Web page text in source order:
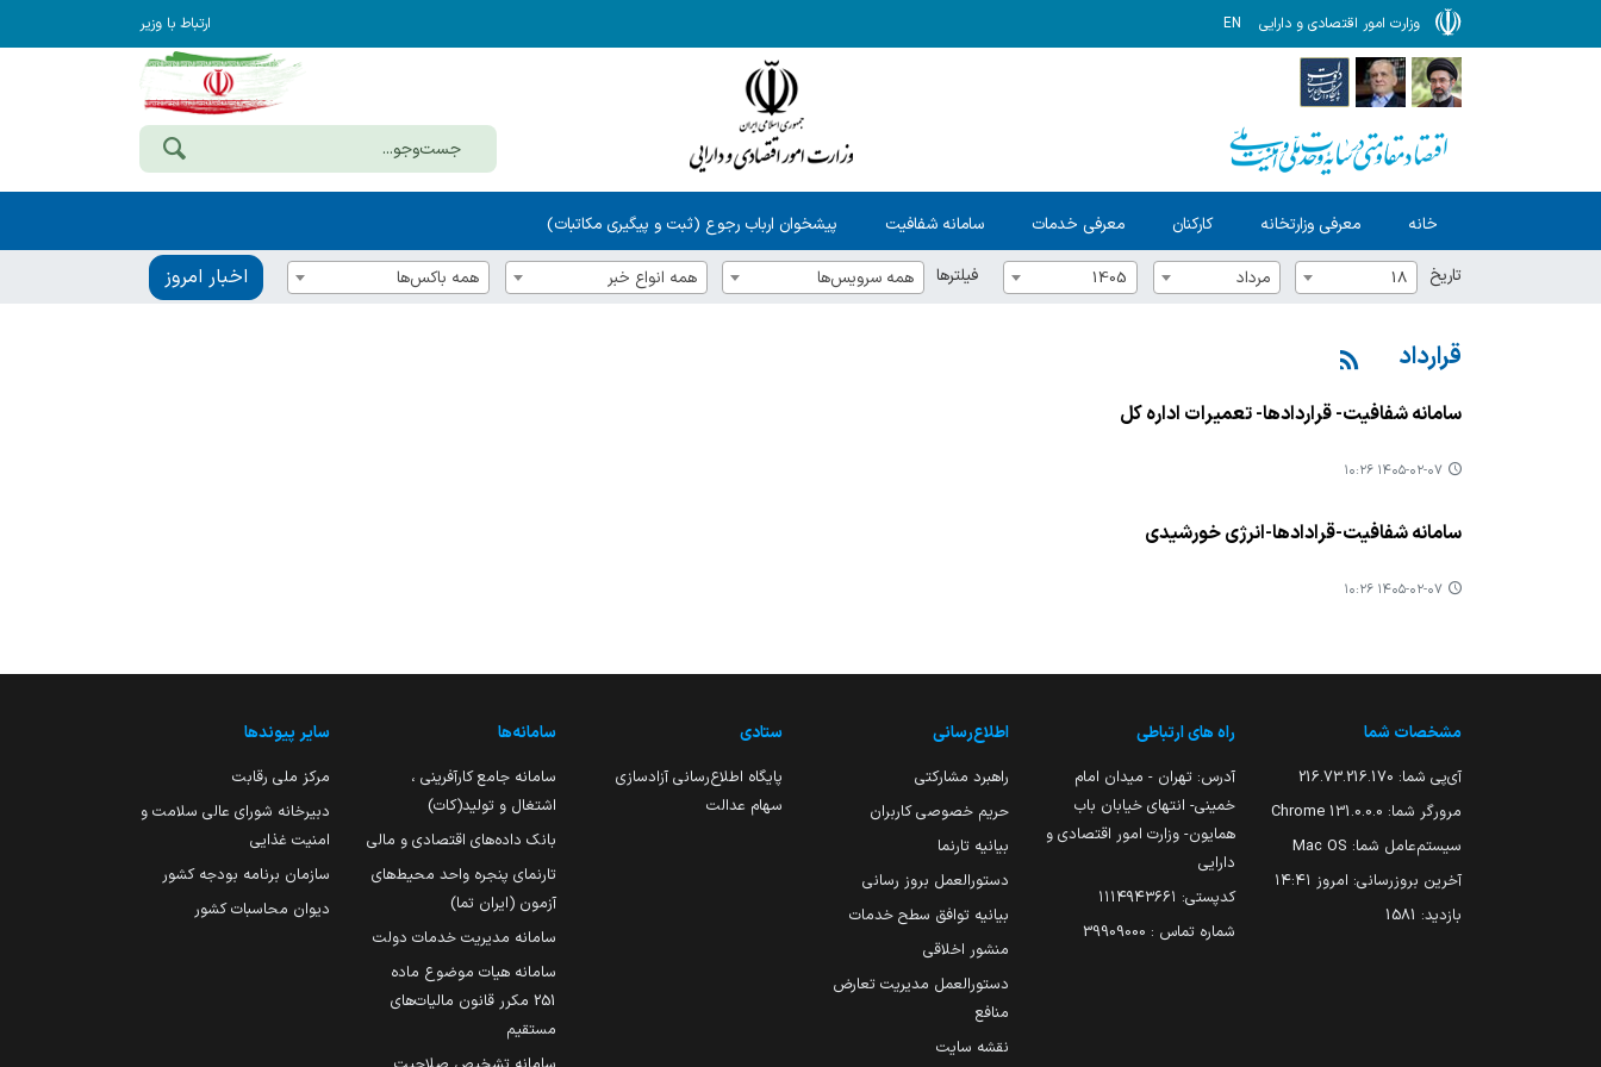
وزارت امور اقتصادی و دارایی EN ارتباط با وزیر
خانه معرفی وزارتخانه کارکنان معرفی خدمات سامانه شفافیت پیشخوان ارباب رجوع (ثبت و پیگیری مکاتبات)
تاریخ 18 مرداد 1405 فیلترها همه سرویس‌ها همه انواع خبر همه باکس‌ها اخبار امروز
قرارداد
سامانه شفافیت- قراردادها- تعمیرات اداره کل
۱۴۰۵-۰۲-۰۷ ۱۰:۲۶
سامانه شفافیت-قرادادها-انرژی خورشیدی
۱۴۰۵-۰۲-۰۷ ۱۰:۲۶
مشخصات شما
آی‌پی شما: 216.73.216.170
مرورگر شما: 131.0.0.0 Chrome
سیستم‌عامل شما: Mac OS
آخرین بروزرسانی: امروز ۱۴:۴۱
بازدید: 1581
راه های ارتباطی
آدرس: تهران - میدان امام
خمینی- انتهای خیابان باب
همایون- وزارت امور اقتصادی و
دارایی
کدپستی: ۱۱۱۴۹۴۳۶۶۱
شماره تماس : 39909000
اطلاع‌رسانی
راهبرد مشارکتی
حریم خصوصی کاربران
بیانیه تارنما
دستورالعمل بروز رسانی
بیانیه توافق سطح خدمات
منشور اخلاقی
دستورالعمل مدیریت تعارض
منافع
نقشه سایت
ستادی
پایگاه اطلاع‌رسانی آزادسازی
سهام عدالت
سامانه‌ها
سامانه جامع کارآفرینی ،
اشتغال و تولید(کات)
بانک داده‌های اقتصادی و مالی
تارنمای پنجره واحد محیط‌های
آزمون (ایران تما)
سامانه مدیریت خدمات دولت
سامانه هیات موضوع ماده
251 مکرر قانون مالیات‌های
مستقیم
سایر پیوندها
مرکز ملی رقابت
دبیرخانه شورای عالی سلامت و
امنیت غذایی
سازمان برنامه بودجه کشور
دیوان محاسبات کشور